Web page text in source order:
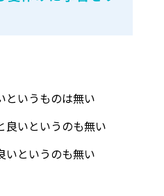
というものは無い
良いというのも無い
いというのも無い